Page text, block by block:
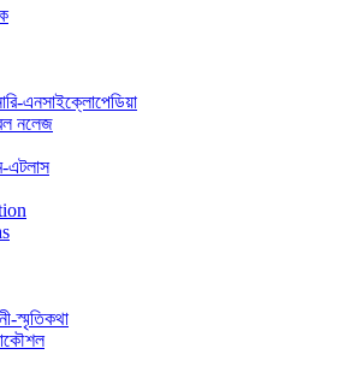
এনসাইক্লোপেডিয়া
নলেজ
এটলাস
স্মৃতিকথা